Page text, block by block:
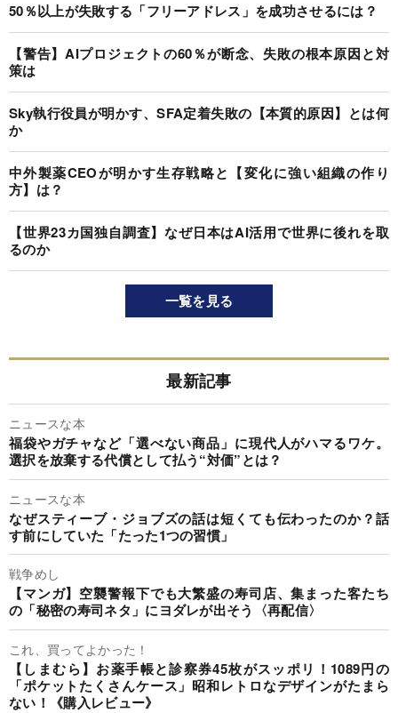
50％以上が失敗する「フリーアドレス」を成功させるには？
【警告】AIプロジェクトの60％が断念、失敗の根本原因と対
策は
Sky執行役員が明かす、SFA定着失敗の【本質的原因】とは何
か
中外製薬CEOが明かす生存戦略と【変化に強い組織の作り
方】は？
【世界23カ国独自調査】なぜ日本はAI活用で世界に後れを取
るのか
一覧を見る
最新記事
ニュースな本
福袋やガチャなど「選べない商品」に現代人がハマるワケ。
選択を放棄する代償として払う“対価”とは？
ニュースな本
なぜスティーブ・ジョブズの話は短くても伝わったのか？話
す前にしていた「たった1つの習慣」
戦争めし
【マンガ】空襲警報下でも大繁盛の寿司店、集まった客たち
の「秘密の寿司ネタ」にヨダレが出そう〈再配信〉
これ、買ってよかった！
【しまむら】お薬手帳と診察券45枚がスッポリ！1089円の
「ポケットたくさんケース」昭和レトロなデザインがたまら
ない！《購入レビュー》